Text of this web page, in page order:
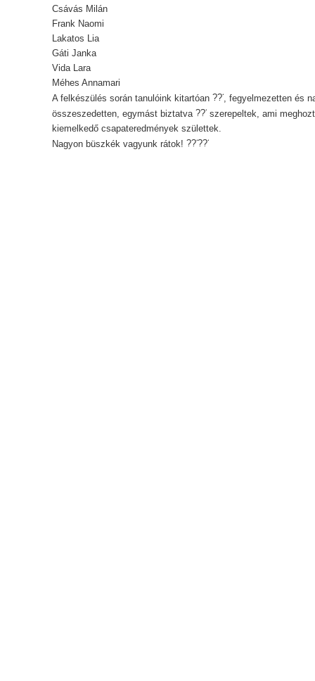
Csávás Milán
Frank Naomi
Lakatos Lia
Gáti Janka
Vida Lara
Méhes Annamari
A felkészülés során tanulóink kitartóan
, fegyelmezetten és
összeszedetten, egymást biztatva
szerepeltek, ami
kiemelkedő csapateredmények születtek.
Nagyon büszkék vagyunk rátok!